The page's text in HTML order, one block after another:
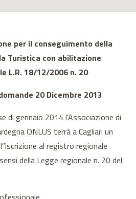
per il conseguimento della
Turistica con abilitazione
L.R. 18/12/2006 n. 20
20 Dicembre 2013
di gennaio 2014 l’Associazione di
ONLUS terrà a Cagliari un
al registro regionale
della Legge regionale n. 20 del